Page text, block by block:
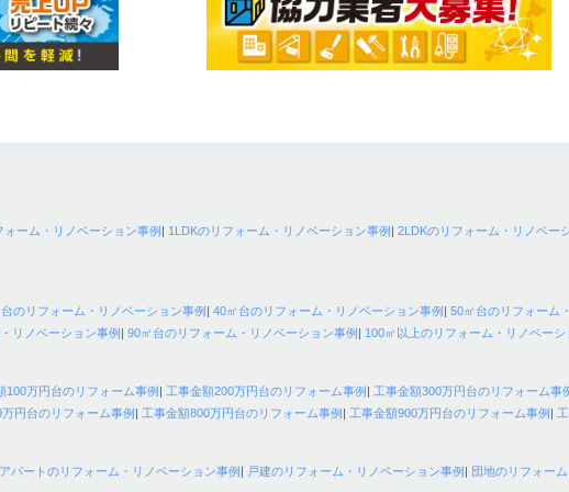
ォーム・リノベーション事例| 1LDKのリフォーム・リノベーション事例| 2LDKのリフォーム・リノベー
のリフォーム・リノベーション事例| 40㎡台のリフォーム・リノベーション事例| 50㎡台のリフォーム
リノベーション事例| 90㎡台のリフォーム・リノベーション事例| 100㎡以上のリフォーム・リノベーシ
100万円台のリフォーム事例| 工事金額200万円台のリフォーム事例| 工事金額300万円台のリフォーム事
円台のリフォーム事例| 工事金額800万円台のリフォーム事例| 工事金額900万円台のリフォーム事例|
アパートのリフォーム・リノベーション事例| 戸建のリフォーム・リノベーション事例| 団地のリフォー